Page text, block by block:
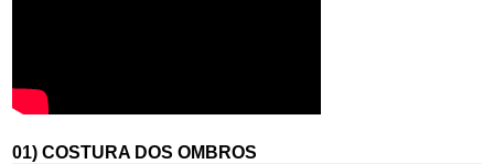
01) COSTURA DOS OMBROS